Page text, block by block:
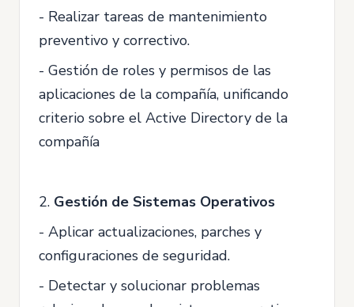
- Realizar tareas de mantenimiento
preventivo y correctivo.
- Gestión de roles y permisos de las
aplicaciones de la compañía, unificando
criterio sobre el Active Directory de la
compañía
2. Gestión de Sistemas Operativos
- Aplicar actualizaciones, parches y
configuraciones de seguridad.
- Detectar y solucionar problemas